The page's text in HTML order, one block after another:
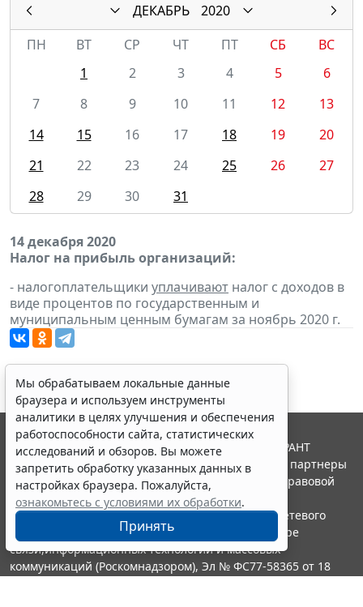
ДЕКАБРЬ
2020
ПН
ВТ СР ЧТ ПТ СБ
ВС
1
2 3 4 5
6
7
8 9 10 11 12
13
14
15 16 17 18 19
20
21
22 23 24 25 26
27
28
29 30 31
14 декабря 2020
Налог на прибыль организаций:
- налогоплательщики уплачивают налог с доходов в
виде процентов по государственным и
муниципальным ценным бумагам за ноябрь 2020 г.
Мы обрабатываем локальные данные
браузера и используем инструменты
аналитики в целях улучшения и обеспечения
работоспособности сайта, статистических
исследований и обзоров. Вы можете
запретить обработку указанных данных в
настройках браузера. Пожалуйста,
ознакомьтесь с условиями их обработки.
Принять
© ООО "НПП "ГАРАНТ-СЕРВИС", 2026. Система ГАРАНТ
выпускается с 1990 года. Компания "Гарант" и ее партнеры
являются участниками Российской ассоциации правовой
информации ГАРАНТ.
Портал ГАРАНТ.РУ зарегистрирован в качестве сетевого
издания Федеральной службой по надзору в сфере
связи,информационных технологий и массовых
коммуникаций (Роскомнадзором), Эл № ФС77-58365 от 18